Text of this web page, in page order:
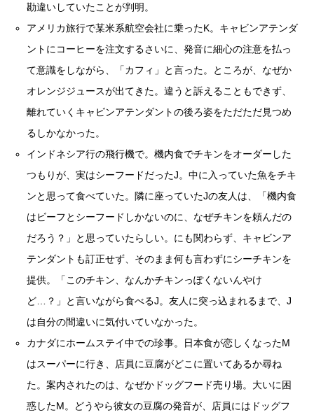
勘違いしていたことが判明。
アメリカ旅行で某米系航空会社に乗ったK。キャビンアテンダ
ントにコーヒーを注文するさいに、発音に細心の注意を払っ
て意識をしながら、「カフィ」と言った。ところが、なぜか
オレンジジュースが出てきた。違うと訴えることもできず、
離れていくキャビンアテンダントの後ろ姿をただただ見つめ
るしかなかった。
インドネシア行の飛行機で。機内食でチキンをオーダーした
つもりが、実はシーフードだったJ。中に入っていた魚をチキ
ンと思って食べていた。隣に座っていたJの友人は、「機内食
はビーフとシーフードしかないのに、なぜチキンを頼んだの
だろう？」と思っていたらしい。にも関わらず、キャビンア
テンダントも訂正せず、そのまま何も言わずにシーチキンを
提供。「このチキン、なんかチキンっぽくないんやけ
ど…？」と言いながら食べるJ。友人に突っ込まれるまで、J
は自分の間違いに気付いていなかった。
カナダにホームステイ中での珍事。日本食が恋しくなったM
はスーパーに行き、店員に豆腐がどこに置いてあるか尋ね
た。案内されたのは、なぜかドッグフード売り場。大いに困
惑したM。どうやら彼女の豆腐の発音が、店員にはドッグフ